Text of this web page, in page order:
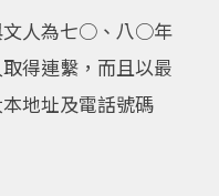
文人為七○、八○年
得連繫，而且以最
地址及電話號碼